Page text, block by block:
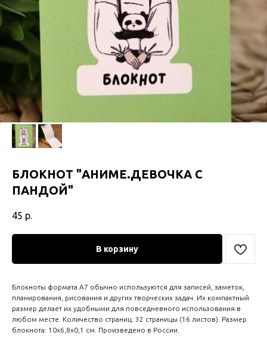
БЛОКНОТ "АНИМЕ.ДЕВОЧКА С
ПАНДОЙ"
45 р.
В корзину
Блокноты формата A7 обычно используются для записей, заметок,
планирования, рисования и других творческих задач. Их компактный
размер делает их удобными для повседневного использования в
любом месте. Количество страниц: 32 страницы (16 листов). Размер
блокнота: 10x6,8x0,1 см. Произведено в России.